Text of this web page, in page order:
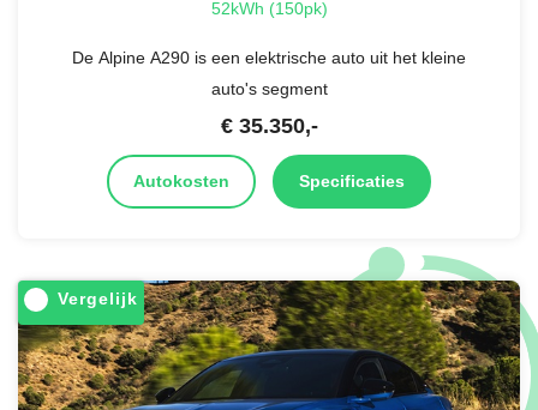
52kWh (150pk)
De Alpine A290 is een elektrische auto uit het kleine
auto's segment
€ 35.350,-
Autokosten Specificaties
Vergelijk